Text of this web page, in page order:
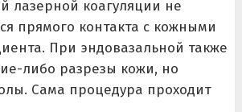
лазерной коагуляции не
прямого контакта с кожными
При эндовазальной также
либо разрезы кожи, но
Сама процедура проходит